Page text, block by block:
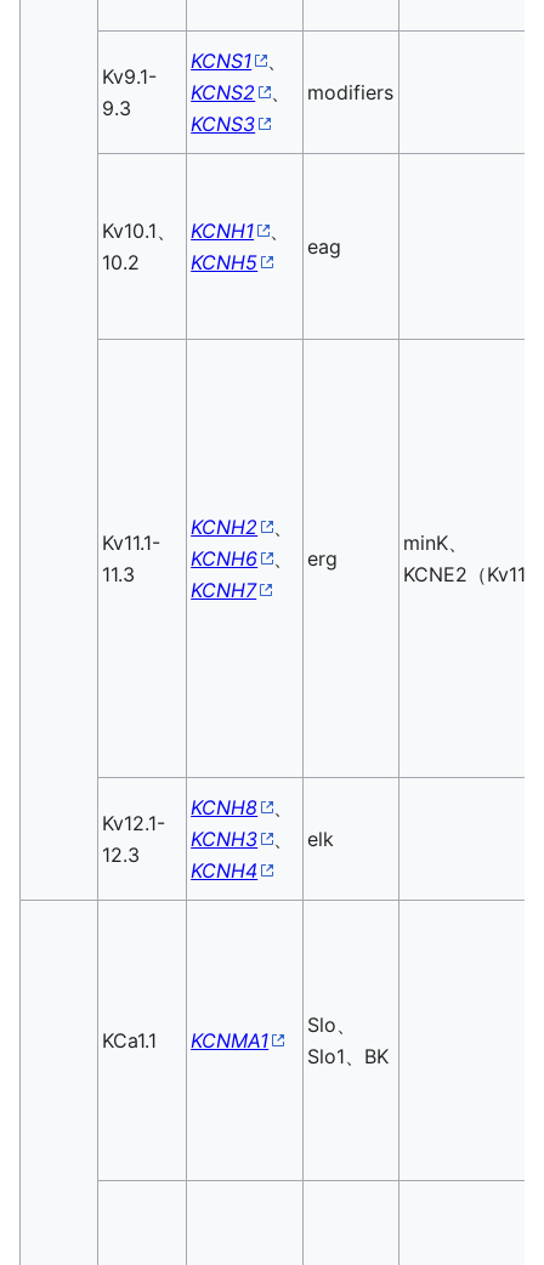
Kv9.1-
9.3
KCNS1
、
KCNS2
、
KCNS3
modifiers
Kv10.1、
10.2
KCNH1
、
KCNH5
eag
Kv11.1-
11.3
KCNH2
、
KCNH6
、
KCNH7
erg
minK、
KCNE2（Kv11.1
Kv12.1-
12.3
KCNH8
、
KCNH3
、
KCNH4
elk
KCa1.1 KCNMA1
Slo、
Slo1、BK